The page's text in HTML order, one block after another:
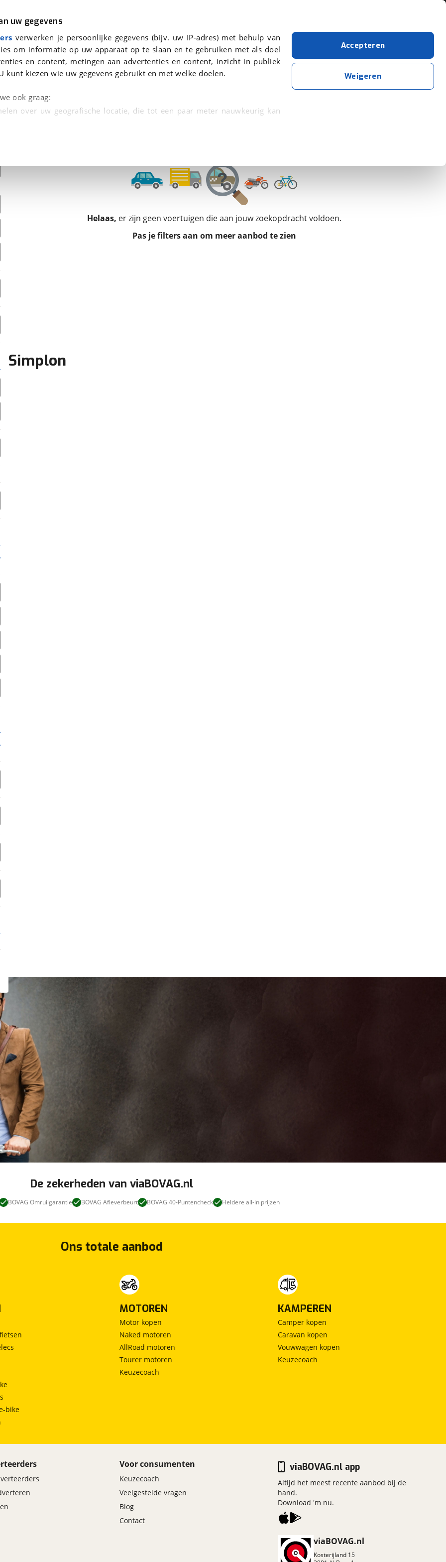
uw gegevens
verwerken je persoonlijke gegevens (bijv. uw IP-adres) met behulp van
om informatie op uw apparaat op te slaan en te gebruiken met als doel
en content, metingen aan advertenties en content, inzicht in publiek
kunt kiezen wie uw gegevens gebruikt en met welke doelen.
ook graag:
over uw geografische locatie, die tot een paar meter nauwkeurig kan
uw toestemming op elk moment wijzigen of intrekken in de
technieken zorgen we voor een betere en meer persoonlijke ervaring.
ervoor dat de website goed werkt. Ook gebruiken we analytische cookies
We tonen je graag relevante advertenties en gebruiken daarvoor
op en buiten onze website volgt – uiteraard op anonieme basis. Meer
en privacyverklaring
cookies. Je voorkeuren kun je later altijd aanpassen via de
Accepteren
Weigeren
Helaas, er zijn geen voertuigen die aan jouw zoekopdracht voldoen.
Pas je filters aan om meer aanbod te zien
Simplon
De zekerheden van viaBOVAG.nl
BOVAG Omruilgarantie BOVAG Afleverbeurt BOVAG 40-Puntencheck Heldere all-in prijzen
Ons totale aanbod
bike
MOTOREN
Motor kopen
Naked motoren
AllRoad motoren
Tourer motoren
Keuzecoach
KAMPEREN
Camper kopen
Caravan kopen
Vouwwagen kopen
Keuzecoach
Voor consumenten
Keuzecoach
Veelgestelde vragen
Blog
Contact
viaBOVAG.nl
Kosterijland 15
viaBOVAG.nl app
Altijd het meest recente aanbod bij de
hand.
Download 'm nu.